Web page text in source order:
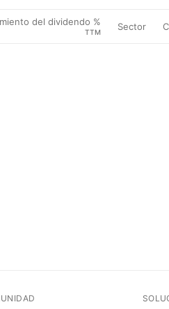
del dividendo %
TTM Sector